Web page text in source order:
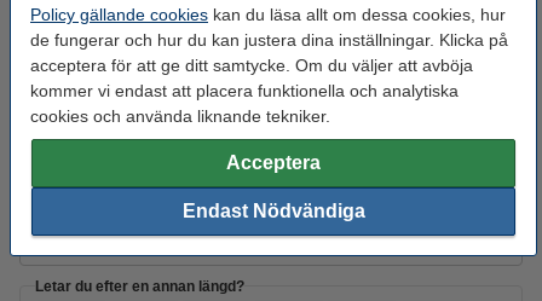
Policy gällande cookies kan du läsa allt om dessa cookies, hur
de fungerar och hur du kan justera dina inställningar. Klicka på
acceptera för att ge ditt samtycke. Om du väljer att avböja
kommer vi endast att placera funktionella och analytiska
cookies och använda liknande tekniker.
Acceptera
Endast Nödvändiga
Vinda för ljusslingor | svart
30 kr
Öppningsbara buntband för ljusslingor | 10st
S-krokar för ljusslingor | 24st
Letar du efter en annan längd?